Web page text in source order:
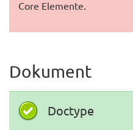
Core Elemente.
Dokument
Doctype